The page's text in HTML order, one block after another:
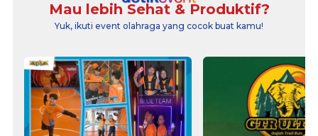
Mau lebih Sehat & Produktif?
Yuk, ikuti event olahraga yang cocok buat kamu!